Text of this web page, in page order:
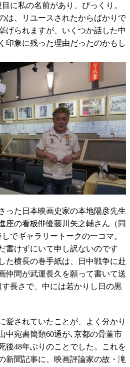
に私の名前があり、びっくり。
は、リユースされたからばかりで
げられますが、いくつか話した中
印象に残った理由だったのかもし
った日本映画史家の本地陽彦先生
座の看板俳優藤川矢之輔さん（同
でギャラリートークの一コマ。
書けずにいて申し訳ないのです
た横長の巻手紙は、日中戦争に赴
仲間が武運長久を願って書いて送
長さで、中には若かりし日の黒
愛されていたことが、よく分かり
中宛書簡類60通が､京都の骨董市
後48年ぶりのことでした。これを
新聞記事に、映画評論家の故・滝